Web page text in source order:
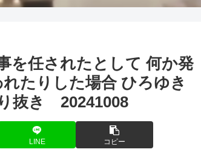
を任されたとして 何か発
たりした場合 ひろゆき
抜き 20241008
LINE コピー